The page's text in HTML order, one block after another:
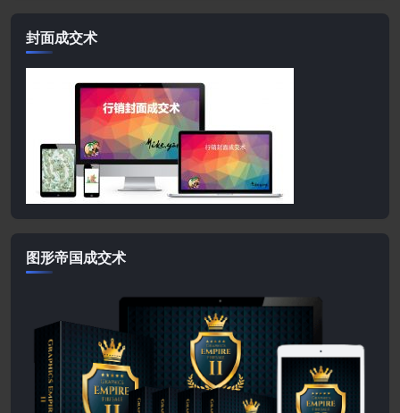
封面成交术
图形帝国成交术